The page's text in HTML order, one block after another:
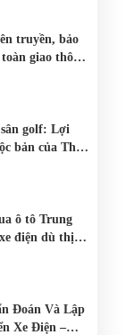
truyền, bảo
giao thông
4 bánh
golf: Lợi
bản của The
ô tô Trung
điện dù thị
nhiệt
Đoán Và Lập
Xe Điện –